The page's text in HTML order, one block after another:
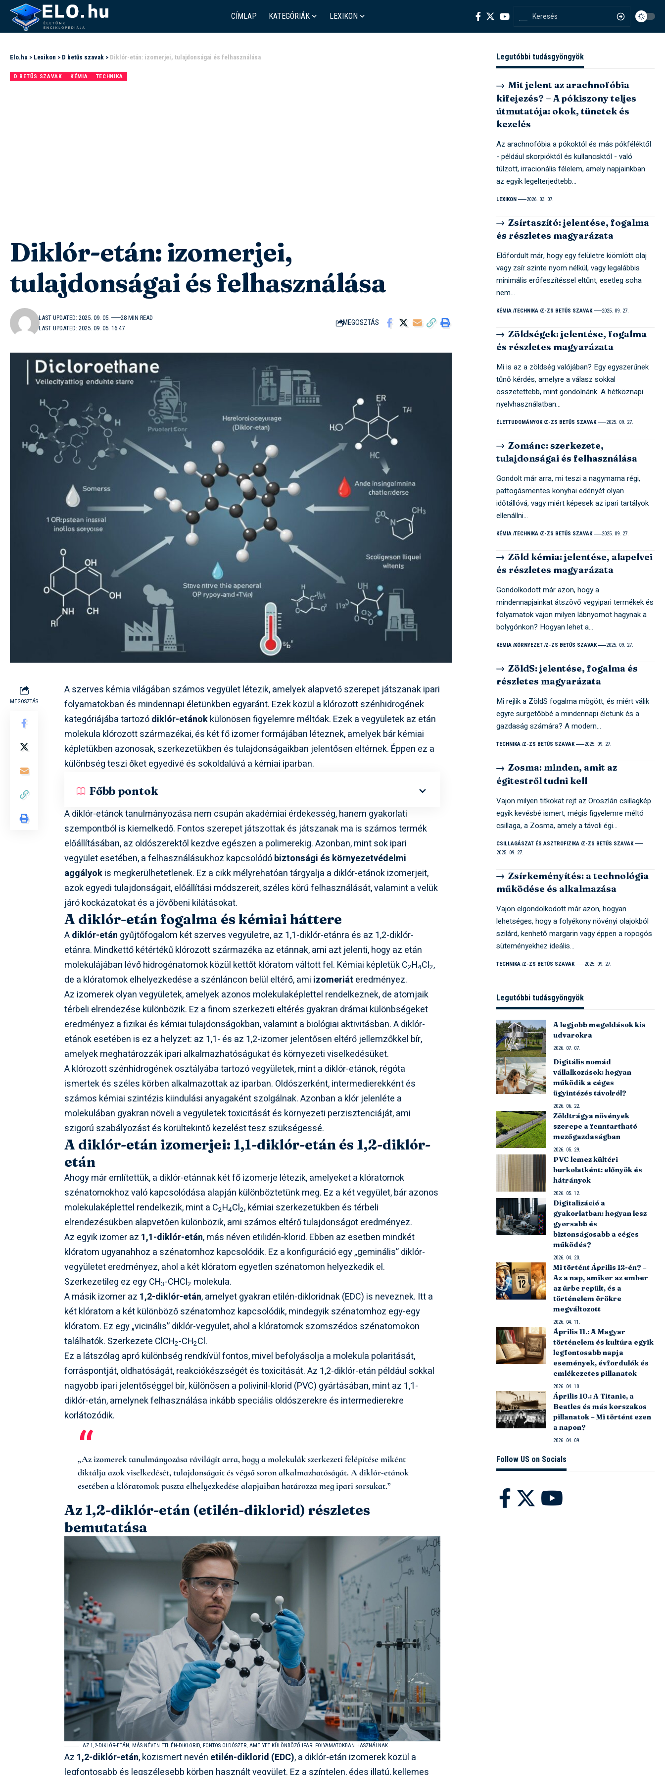
CÍMLAP KATEGÓRIÁK LEXIKON
Elo.hu > Lexikon > D betűs szavak > Diklór-etán: izomerjei, tulajdonságai és felhasználása
D BETŰS SZAVAK KÉMIA TECHNIKA
Diklór-etán: izomerjei,
tulajdonságai és felhasználása
LAST UPDATED: 2025. 09. 05. 16:47
LAST UPDATED: 2025. 09. 05. 28 MIN READ
MEGOSZTÁS
MEGOSZTÁS
A szerves kémia világában számos vegyület létezik, amelyek alapvető szerepet játszanak ipari
folyamatokban és mindennapi életünkben egyaránt. Ezek közül a klórozott szénhidrogének
kategóriájába tartozódiklór-etánokkülönösen figyelemre méltóak. Ezek a vegyületek az etán
molekula klórozott származékai, és két fő izomer formájában léteznek, amelyek bár kémiai
képletükben azonosak, szerkezetükben és tulajdonságaikban jelentősen eltérnek. Éppen ez a
különbség teszi őket egyedivé és sokoldalúvá a kémiai iparban.
Főbb pontok
A diklór-etánok tanulmányozása nem csupán akadémiai érdekesség, hanem gyakorlati
szempontból is kiemelkedő. Fontos szerepet játszottak és játszanak ma is számos termék
előállításában, az oldószerektől kezdve egészen a polimerekig. Azonban, mint sok ipari
vegyület esetében, a felhasználásukhoz kapcsolódóbiztonsági és környezetvédelmi
aggályokis megkerülhetetlenek. Ez a cikk mélyrehatóan tárgyalja a diklór-etánok izomerjeit,
azok egyedi tulajdonságait, előállítási módszereit, széles körű felhasználását, valamint a velük
járó kockázatokat és a jövőbeni kilátásokat.
A diklór-etán fogalma és kémiai háttere
Adiklór-etán gyűjtőfogalom két szerves vegyületre, az 1,1-diklór-etánra és az 1,2-diklór-
etánra. Mindkettő kétértékű klórozott származéka az etánnak, ami azt jelenti, hogy az etán
molekulájában lévő hidrogénatomok közül kettőt klóratom váltott fel. Kémiai képletük C2H4Cl2,
de a klóratomok elhelyezkedése a szénláncon belül eltérő, ami izomeriát eredményez.
Az izomerek olyan vegyületek, amelyek azonos molekulaképlettel rendelkeznek, de atomjaik
térbeli elrendezése különbözik. Ez a finom szerkezeti eltérés gyakran drámai különbségeket
eredményez a fizikai és kémiai tulajdonságokban, valamint a biológiai aktivitásban. A diklór-
etánok esetében is ez a helyzet: az 1,1- és az 1,2-izomer jelentősen eltérő jellemzőkkel bír,
amelyek meghatározzák ipari alkalmazhatóságukat és környezeti viselkedésüket.
A klórozott szénhidrogének osztályába tartozó vegyületek, mint a diklór-etánok, régóta
ismertek és széles körben alkalmazottak az iparban. Oldószerként, intermedierekként és
számos kémiai szintézis kiindulási anyagaként szolgálnak. Azonban a klór jelenléte a
molekulában gyakran növeli a vegyületek toxicitását és környezeti perzisztenciáját, ami
szigorú szabályozást és körültekintő kezelést tesz szükségessé.
A diklór-etán izomerjei: 1,1-diklór-etán és 1,2-diklór-
etán
Ahogy már említettük, a diklór-etánnak két fő izomerje létezik, amelyeket a klóratomok
szénatomokhoz való kapcsolódása alapján különböztetünk meg. Ez a két vegyület, bár azonos
molekulaképlettel rendelkezik, mint a C2H4Cl2, kémiai szerkezetükben és térbeli
elrendezésükben alapvetően különbözik, ami számos eltérő tulajdonságot eredményez.
Az egyik izomer az 1,1-diklór-etán, más néven etilidén-klorid. Ebben az esetben mindkét
klóratom ugyanahhoz a szénatomhoz kapcsolódik. Ez a konfiguráció egy „geminális” diklór-
vegyületet eredményez, ahol a két klóratom egyetlen szénatomon helyezkedik el.
Szerkezetileg ez egy CH3-CHCl2 molekula.
A másik izomer az 1,2-diklór-etán, amelyet gyakran etilén-dikloridnak (EDC) is neveznek. Itt a
két klóratom a két különböző szénatomhoz kapcsolódik, mindegyik szénatomhoz egy-egy
klóratom. Ez egy „vicinális” diklór-vegyület, ahol a klóratomok szomszédos szénatomokon
találhatók. Szerkezete ClCH2-CH2Cl.
Ez a látszólag apró különbség rendkívül fontos, mivel befolyásolja a molekula polaritását,
forráspontját, oldhatóságát, reakciókészségét és toxicitását. Az 1,2-diklór-etán például sokkal
nagyobb ipari jelentőséggel bír, különösen a polivinil-klorid (PVC) gyártásában, mint az 1,1-
diklór-etán, amelynek felhasználása inkább speciális oldószerekre és intermedierekre
korlátozódik.
„Az izomerek tanulmányozása rávilágít arra, hogy a molekulák szerkezeti felépítése miként
diktálja azok viselkedését, tulajdonságait és végső soron alkalmazhatóságát. A diklór-etánok
esetében a klóratomok puszta elhelyezkedése alapjaiban határozza meg ipari sorsukat.”
Az 1,2-diklór-etán (etilén-diklorid) részletes
bemutatása
AZ 1,2-DIKLÓR-ETÁN, MÁS NÉVEN ETILÉN-DIKLORID, FONTOS OLDÓSZER, AMELYET KÜLÖNBÖZŐ IPARI FOLYAMATOKBAN HASZNÁLNAK.
Az 1,2-diklór-etán, közismert nevén etilén-diklorid (EDC), a diklór-etán izomerek közül a
Legutóbbi tudásgyöngyök
Mit jelent az arachnofóbia
kifejezés? – A pókiszony teljes
útmutatója: okok, tünetek és
kezelés
Az arachnofóbia a pókoktól és más pókféléktől
- például skorpióktól és kullancsktól - való
túlzott, irracionális félelem, amely napjainkban
az egyik legelterjedtebb…
LEXIKON 2026. 03. 07.
Zsírtaszító: jelentése, fogalma
és részletes magyarázata
Előfordult már, hogy egy felületre kiömlött olaj
vagy zsír szinte nyom nélkül, vagy legalábbis
minimális erőfeszítéssel eltűnt, esetleg soha
nem…
KÉMIA TECHNIKA Z-ZS BETŰS SZAVAK 2025. 09. 27.
Zöldségek: jelentése, fogalma
és részletes magyarázata
Mi is az a zöldség valójában? Egy egyszerűnek
tűnő kérdés, amelyre a válasz sokkal
összetettebb, mint gondolnánk. A hétköznapi
nyelvhasználatban…
ÉLETTUDOMÁNYOK Z-ZS BETŰS SZAVAK 2025. 09. 27.
Zománc: szerkezete,
tulajdonságai és felhasználása
Gondolt már arra, mi teszi a nagymama régi,
pattogásmentes konyhai edényét olyan
időtállóvá, vagy miért képesek az ipari tartályok
ellenállni…
KÉMIA TECHNIKA Z-ZS BETŰS SZAVAK 2025. 09. 27.
Zöld kémia: jelentése, alapelvei
és részletes magyarázata
Gondolkodott már azon, hogy a
mindennapjainkat átszövő vegyipari termékek és
folyamatok vajon milyen lábnyomot hagynak a
bolygónkon? Hogyan lehet a…
KÉMIA KÖRNYEZET Z-ZS BETŰS SZAVAK 2025. 09. 27.
ZöldS: jelentése, fogalma és
részletes magyarázata
Mi rejlik a ZöldS fogalma mögött, és miért válik
egyre sürgetőbbé a mindennapi életünk és a
gazdaság számára? A modern…
TECHNIKA Z-ZS BETŰS SZAVAK 2025. 09. 27.
Zosma: minden, amit az
égitestről tudni kell
Vajon milyen titkokat rejt az Oroszlán csillagkép
egyik kevésbé ismert, mégis figyelemre méltó
csillaga, a Zosma, amely a távoli égi…
CSILLAGÁSZAT ÉS ASZTROFIZIKA Z-ZS BETŰS SZAVAK
2025. 09. 27.
Zsírkeményítés: a technológia
működése és alkalmazása
Vajon elgondolkodott már azon, hogyan
lehetséges, hogy a folyékony növényi olajokból
szilárd, kenhető margarin vagy éppen a ropogós
süteményekhez ideális…
TECHNIKA Z-ZS BETŰS SZAVAK 2025. 09. 27.
Legutóbbi tudásgyöngyök
A legjobb megoldások kis
udvarokra
2026. 07. 07.
Digitális nomád
vállalkozások: hogyan
működik a céges
ügyintézés távolról?
2026. 06. 22.
Zöldtrágya növények
szerepe a fenntartható
mezőgazdaságban
2026. 05. 29.
PVC lemez kültéri
burkolatként: előnyök és
hátrányok
2026. 05. 12.
Digitalizáció a
gyakorlatban: hogyan lesz
gyorsabb és
biztonságosabb a céges
működés?
2026. 04. 20.
Mi történt Április 12-én? –
Az a nap, amikor az ember
az űrbe repült, és a
történelem örökre
megváltozott
2026. 04. 11.
Április 11.: A Magyar
történelem és kultúra egyik
legfontosabb napja
események, évfordulók és
emlékezetes pillanatok
2026. 04. 10.
Április 10.: A Titanic, a
Beatles és más korszakos
pillanatok – Mi történt ezen
a napon?
2026. 04. 09.
Follow US on Socials